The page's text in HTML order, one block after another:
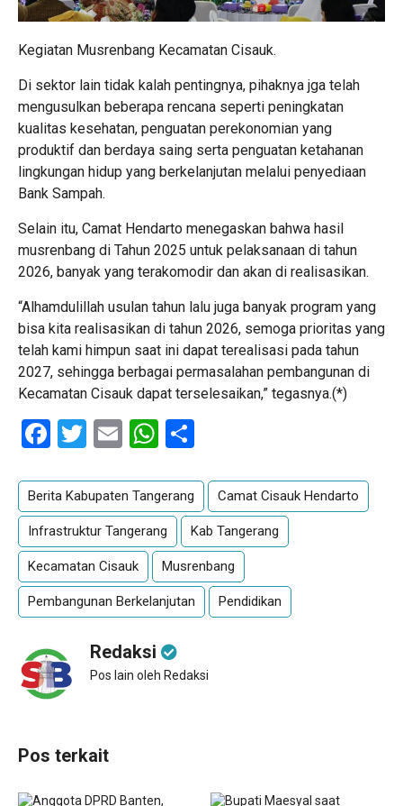
Kegiatan Musrenbang Kecamatan Cisauk.
Di sektor lain tidak kalah pentingnya, pihaknya jga telah
mengusulkan beberapa rencana seperti peningkatan
kualitas kesehatan, penguatan perekonomian yang
produktif dan berdaya saing serta penguatan ketahanan
lingkungan hidup yang berkelanjutan melalui penyediaan
Bank Sampah.
Selain itu, Camat Hendarto menegaskan bahwa hasil
musrenbang di Tahun 2025 untuk pelaksanaan di tahun
2026, banyak yang terakomodir dan akan di realisasikan.
“Alhamdulillah usulan tahun lalu juga banyak program yang
bisa kita realisasikan di tahun 2026, semoga prioritas yang
telah kami himpun saat ini dapat terealisasi pada tahun
2027, sehingga berbagai permasalahan pembangunan di
Kecamatan Cisauk dapat terselesaikan,” tegasnya.(*)
Facebook
Twitter
EmailWhatsApp
Berita Kabupaten Tangerang Camat Cisauk Hendarto
Infrastruktur Tangerang Kab Tangerang
Kecamatan Cisauk Musrenbang
Pembangunan Berkelanjutan Pendidikan
Redaksi
Pos lain oleh Redaksi
Pos terkait